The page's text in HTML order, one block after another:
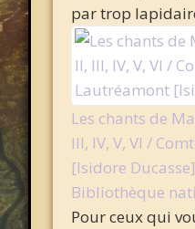
par trop
Les chants de
III, IV, V, VI /
[Isidore
Bibliothèque
Pour ceux qui